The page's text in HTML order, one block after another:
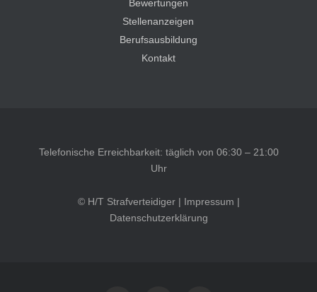
Bewertungen
Stellenanzeigen
Berufsausbildung
Kontakt
Telefonische Erreichbarkeit: täglich von 06:30 – 21:00
Uhr
© H/T Strafverteidiger | Impressum |
Datenschutzerklärung